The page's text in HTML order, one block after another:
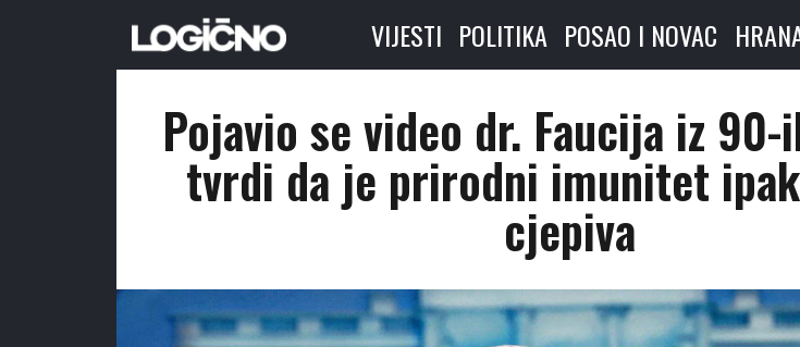
VIJESTI POLITIKA POSAO I NOVAC
Pojavio se video dr. Faucija iz
tvrdi da je prirodni imunitet
cjepiva